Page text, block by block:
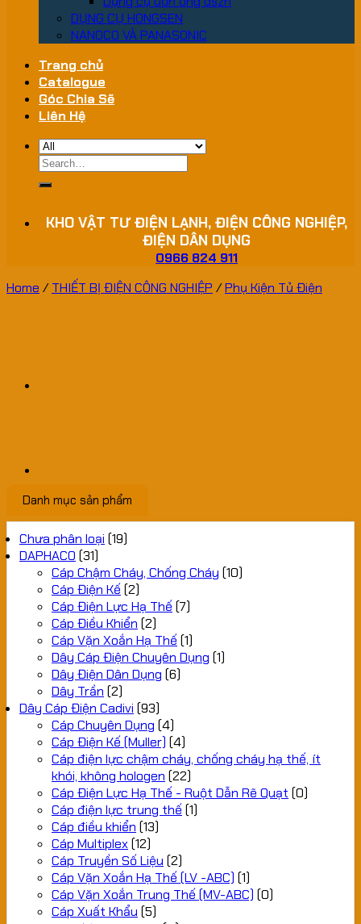
DỤNG CỤ HONGSEN
NANOCO VÀ PANASONIC
Trang chủ
Catalogue
Góc Chia Sẽ
Liên Hệ
Search
for:
KHO VẬT TƯ ĐIỆN LẠNH, ĐIỆN CÔNG NGHIỆP,
ĐIỆN DÂN DỤNG
0966 824 911
Home / THIẾT BỊ ĐIỆN CÔNG NGHIỆP /Phụ Kiện Tủ Điện
Danh mục sản phẩm
Chưa phân loại (19)
DAPHACO (31)
Cáp Chậm Cháy, Chống Cháy (10)
Cáp Điện Kế (2)
Cáp Điện Lực Hạ Thế (7)
Cáp Điều Khiển (2)
Cáp Vặn Xoắn Hạ Thế (1)
Dây Cáp Điện Chuyên Dụng (1)
Dây Điện Dân Dụng (6)
Dây Trần (2)
Dây Cáp Điện Cadivi (93)
Cáp Chuyên Dụng (4)
Cáp Điện Kế (Muller) (4)
Cáp điện lực chậm cháy, chống cháy hạ thế, ít
khói, không hologen (22)
Cáp Điện Lực Hạ Thế - Ruột Dẫn Rẽ Quạt (0)
Cáp điện lực trung thế (1)
Cáp điều khiển (13)
Cáp Multiplex(12)
Cáp Truyền Số Liệu (2)
Cáp Vặn Xoắn Hạ Thế (LV -ABC) (1)
Cáp Vặn Xoắn Trung Thế (MV-ABC) (0)
Cáp Xuất Khẩu (5)